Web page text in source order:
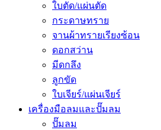
ใบตัด/แผ่นตัด
กระดาษทราย
จานผ้าทรายเรียงซ้อน
ดอกสว่าน
มีดกลึง
ลูกขัด
ใบเจียร์/แผ่นเจียร์
เครื่องมือลมและปั๊มลม
ปั๊มลม